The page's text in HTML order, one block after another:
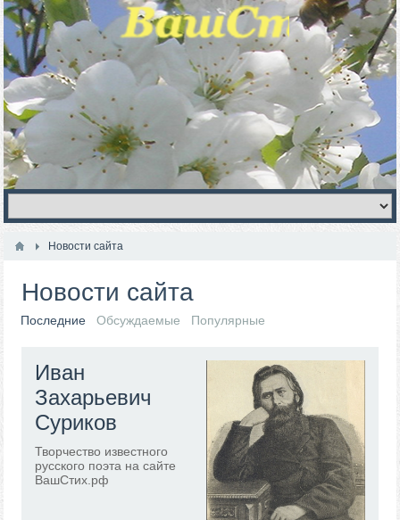
Новости сайта
Новости сайта
Последние Обсуждаемые Популярные
Иван
Захарьевич
Суриков
Творчество известного
русского поэта на сайте
ВашСтих.рф